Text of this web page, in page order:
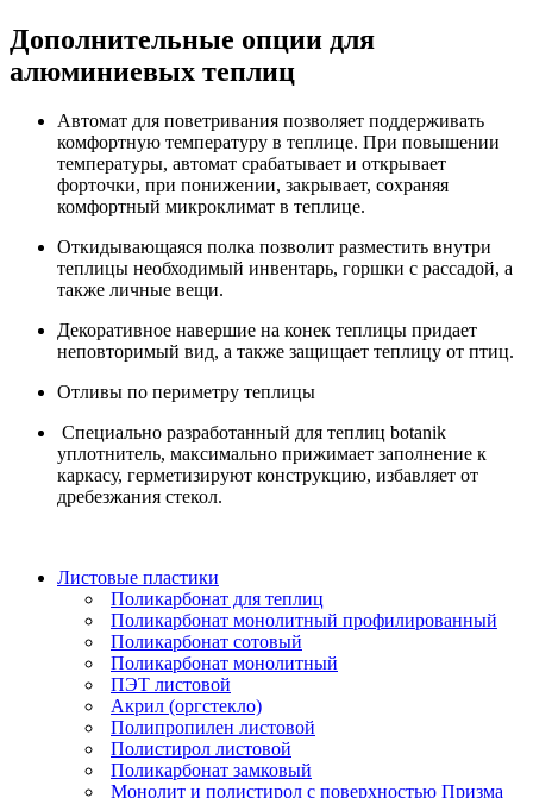
Дополнительные опции для
алюминиевых теплиц
Автомат для поветривания позволяет поддерживать
комфортную температуру в теплице. При повышении
температуры, автомат срабатывает и открывает
форточки, при понижении, закрывает, сохраняя
комфортный микроклимат в теплице.
Откидывающаяся полка позволит разместить внутри
теплицы необходимый инвентарь, горшки с рассадой, а
также личные вещи.
Декоративное навершие на конек теплицы придает
неповторимый вид, а также защищает теплицу от птиц.
Отливы по периметру теплицы
Специально разработанный для теплиц botanik
уплотнитель, максимально прижимает заполнение к
каркасу, герметизируют конструкцию, избавляет от
дребезжания стекол.
Листовые пластики
Поликарбонат для теплиц
Поликарбонат монолитный профилированный
Поликарбонат сотовый
Поликарбонат монолитный
ПЭТ листовой
Акрил (оргстекло)
Полипропилен листовой
Полистирол листовой
Поликарбонат замковый
Монолит и полистирол с поверхностью Призма